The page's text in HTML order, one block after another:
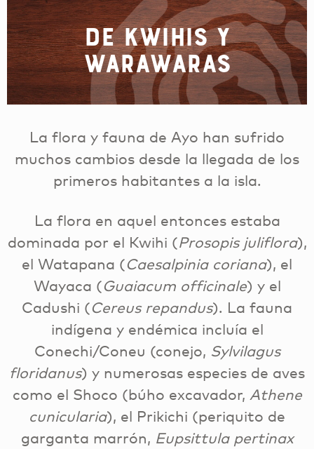
De Kwihis y
Warawaras
La flora y fauna de Ayo han sufrido
muchos cambios desde la llegada de los
primeros habitantes a la isla.
La flora en aquel entonces estaba
dominada por el Kwihi (Prosopis juliflora),
el Watapana (Caesalpinia coriana), el
Wayaca (Guaiacum officinale) y el
Cadushi (Cereus repandus). La fauna
indígena y endémica incluía el
Conechi/Coneu (conejo, Sylvilagus
floridanus) y numerosas especies de aves
como el Shoco (búho excavador, Athene
cunicularia), el Prikichi (periquito de
garganta marrón, Eupsittula pertinax